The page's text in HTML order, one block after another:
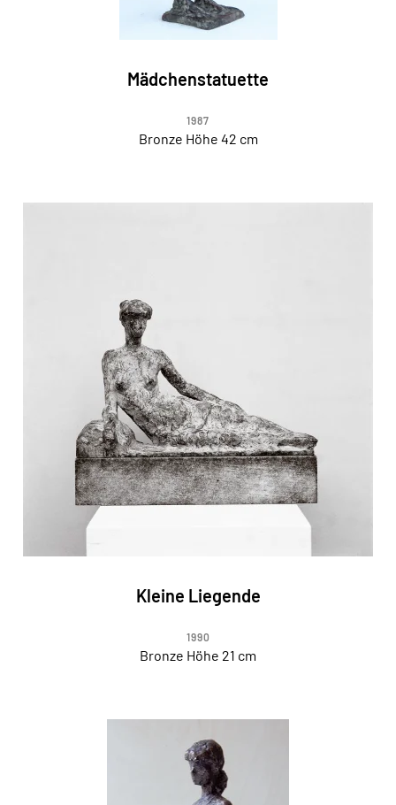
Mädchenstatuette
1987
Bronze Höhe 42 cm
Kleine Liegende
1990
Bronze Höhe 21 cm